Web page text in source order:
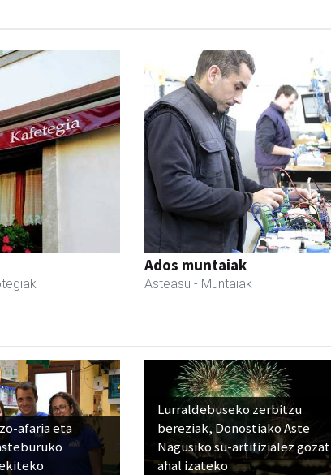
Ados muntaiak
Asteasu - Muntaiak
afaria eta
Lurraldebuseko zerbitzu
bereziak, Donostiako Aste
Nagusiko su-artifizialez
ahal izateko